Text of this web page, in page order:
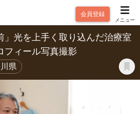
会員登録
メニュー
」光を上手く取り込んだ治療室
フィール写真撮影
県